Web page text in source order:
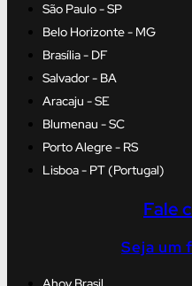
São Paulo - SP
Belo Horizonte - MG
Brasília - DF
Salvador - BA
Aracaju - SE
Blumenau - SC
Porto Alegre - RS
Lisboa - PT (Portugal)
Fale
Seja um